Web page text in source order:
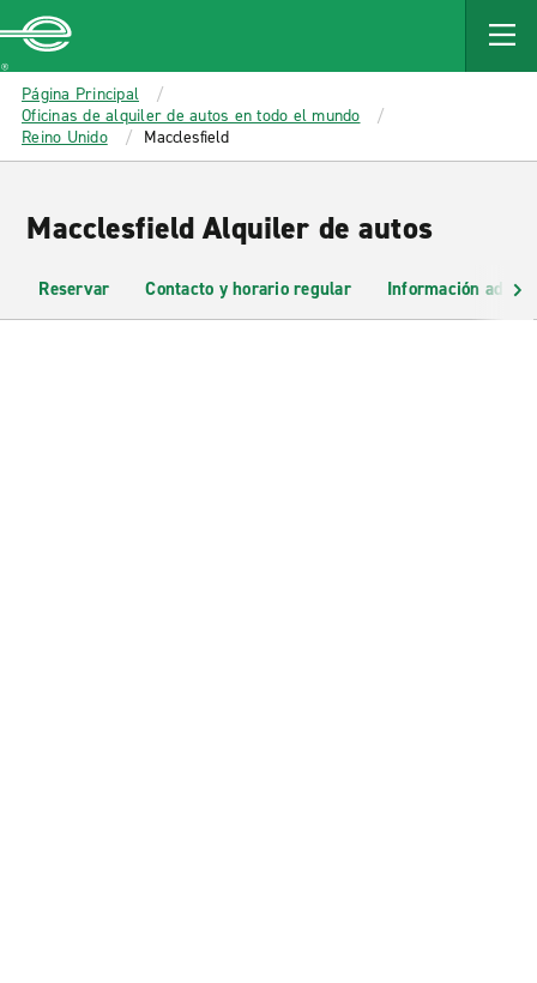
MAIN
CONTENT
Enterprise
Página Principal
Oficinas de alquiler de autos en todo el mundo
Reino Unido
Macclesfield
Macclesfield Alquiler de autos
Reservar Contacto y horario regular Información